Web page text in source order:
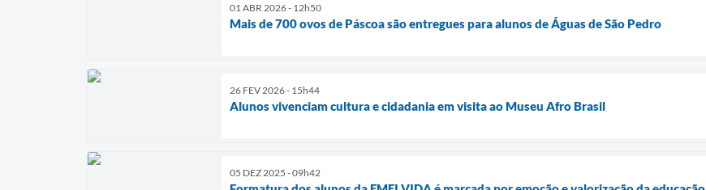
01 ABR 2026 - 12h50
Mais de 700 ovos de Páscoa são entregues para alunos de Águas de São Pedro
26 FEV 2026 - 15h44
Alunos vivenciam cultura e cidadania em visita ao Museu Afro Brasil
05 DEZ 2025 - 09h42